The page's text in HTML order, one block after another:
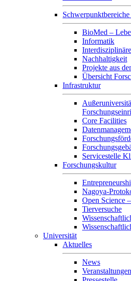
BioMed –
Informatik
Nachhaltigkeit
Projekte aus
Übersicht
Infrastruktur
Core Facilities
Servicestelle
Forschungskultur
Nagoya-
Open Science
Tierversuche
Universität
Aktuelles
News
Veranstaltungen